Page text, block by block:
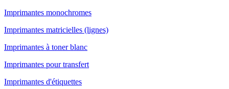
Imprimantes monochromes
Imprimantes matricielles (lignes)
Imprimantes à toner blanc
Imprimantes pour transfert
Imprimantes d'étiquettes